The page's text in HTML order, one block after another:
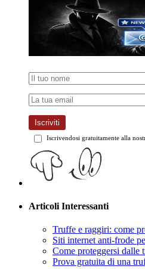
Iscriviti
Iscrivendosi gratuitamente alla
Articoli Interessanti
Truffe e raggiri: come
Siti internet anti-frode
Come proteggersi dalle
Prova gratuita di una